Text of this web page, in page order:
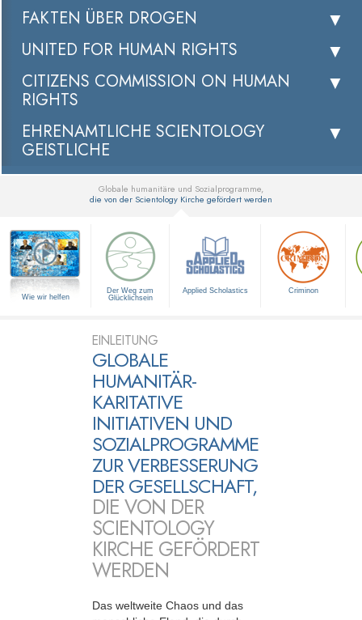
FAKTEN ÜBER DROGEN
UNITED FOR HUMAN RIGHTS
CITIZENS COMMISSION ON HUMAN
RIGHTS
EHRENAMTLICHE SCIENTOLOGY
GEISTLICHE
Globale humanitäre und Sozialprogramme,
die von der Scientology Kirche gefördert werden
Wie wir helfen
Der Weg zum
Glücklichsein
Applied Scholastics Criminon
EINLEITUNG
GLOBALE
HUMANITÄR-
KARITATIVE
INITIATIVEN UND
SOZIALPROGRAMME
ZUR VERBESSERUNG
DER GESELLSCHAFT,
DIE VON DER
SCIENTOLOGY
KIRCHE GEFÖRDERT
WERDEN
Das weltweite Chaos und das